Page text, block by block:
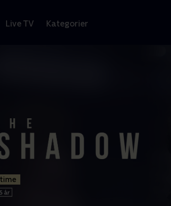
Live TV Kategorier